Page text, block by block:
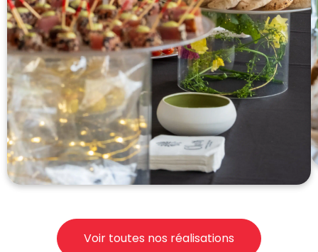
Voir toutes nos réalisations